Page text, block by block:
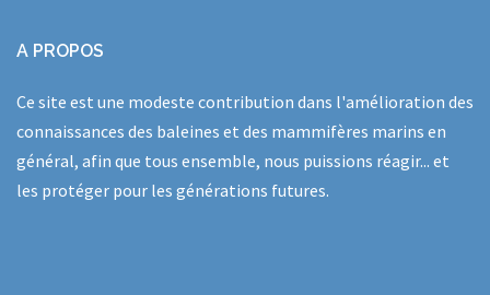
A PROPOS
Ce site est une modeste contribution dans l'amélioration des
connaissances des baleines et des mammifères marins en
général, afin que tous ensemble, nous puissions réagir... et
les protéger pour les générations futures.